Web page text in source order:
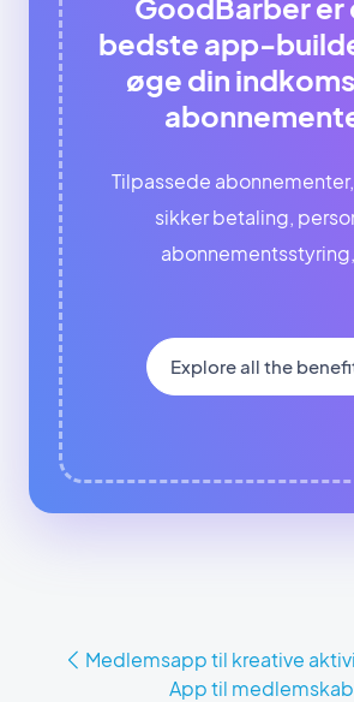
bedste app-
øge din
Tilpassede
sikker betaling,
Explore all the
Medlemsapp til kreative
App til